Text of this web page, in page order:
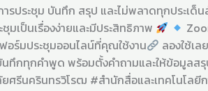
ารประชุม บันทึก สรุป และไม่พลาดทุกประเ
เป็นเรื่องง่ายและมีประสิทธิภาพ
อร์มประชุมออนไลน์ที่คุณใช้งาน
ลองใช้เ
ทึกทุกคำพูด พร้อมตั้งคำถามและให้ข้อมูลสรุ
ศรีนครินทรวิโรฒ #สำนักสื่อและเทคโนโล